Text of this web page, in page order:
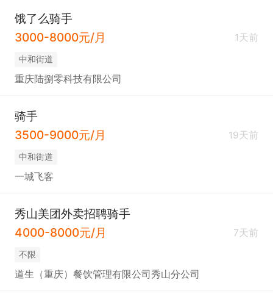
饿了么骑手
3000-8000元/月
1天前
中和街道
重庆陆捌零科技有限公司
骑手
3500-9000元/月
19天前
中和街道
一城飞客
秀山美团外卖招聘骑手
4000-8000元/月
7天前
不限
道生（重庆）餐饮管理有限公司秀山分公司